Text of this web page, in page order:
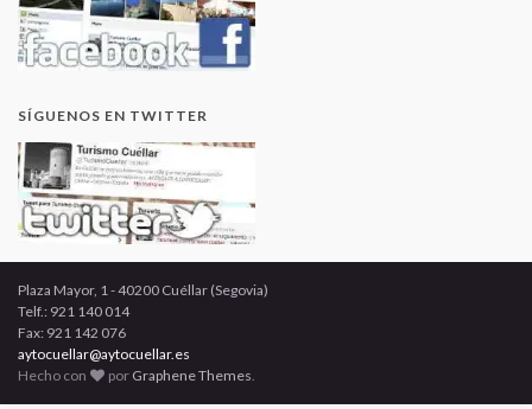
SÍGUENOS EN TWITTER
Plaza Mayor, 1 - 40200 Cuéllar (Segovia)
Telf.: 921 140 014
Fax: 921 142 076
aytocuellar@aytocuellar.es
Hecho con
por Graphene Themes.